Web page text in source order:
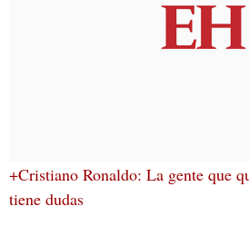
+Cristiano Ronaldo: La gente que
tiene dudas